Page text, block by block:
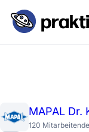
MAPAL Dr.
120